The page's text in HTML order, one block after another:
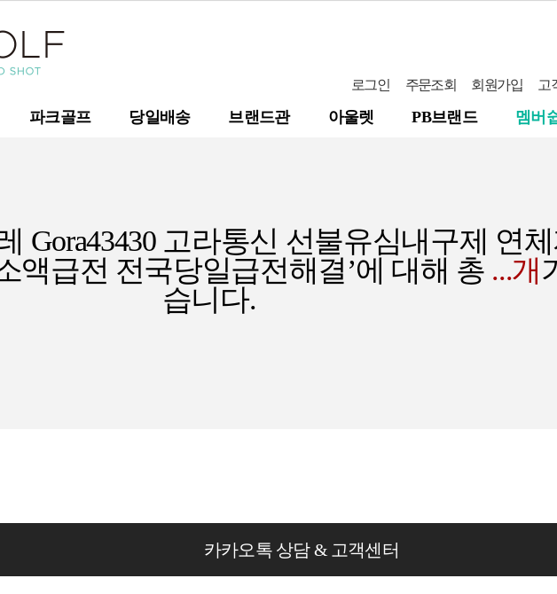
로그인 주문조회 회원가입 고
파크골프 당일배송 브랜드관 아울렛 PB브랜드 멤버
Gora43430 고라통신 선불유심내구제 연
액급전 전국당일급전해결’에 대해 총 ...개
습니다.
카카오톡 상담 & 고객센터